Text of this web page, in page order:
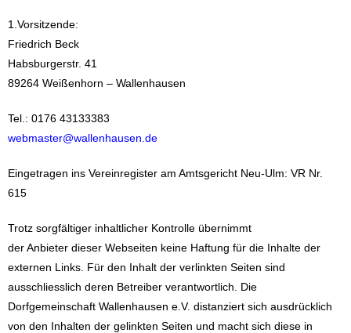
1.Vorsitzende:
Friedrich Beck
Habsburgerstr. 41
89264 Weißenhorn – Wallenhausen
Tel.: 0176 43133383
webmaster@wallenhausen.de
Eingetragen ins Vereinregister am Amtsgericht Neu-Ulm: VR Nr.
615
Trotz sorgfältiger inhaltlicher Kontrolle übernimmt
der Anbieter dieser Webseiten keine Haftung für die Inhalte der
externen Links. Für den Inhalt der verlinkten Seiten sind
ausschliesslich deren Betreiber verantwortlich. Die
Dorfgemeinschaft Wallenhausen e.V. distanziert sich ausdrücklich
von den Inhalten der gelinkten Seiten und macht sich diese in